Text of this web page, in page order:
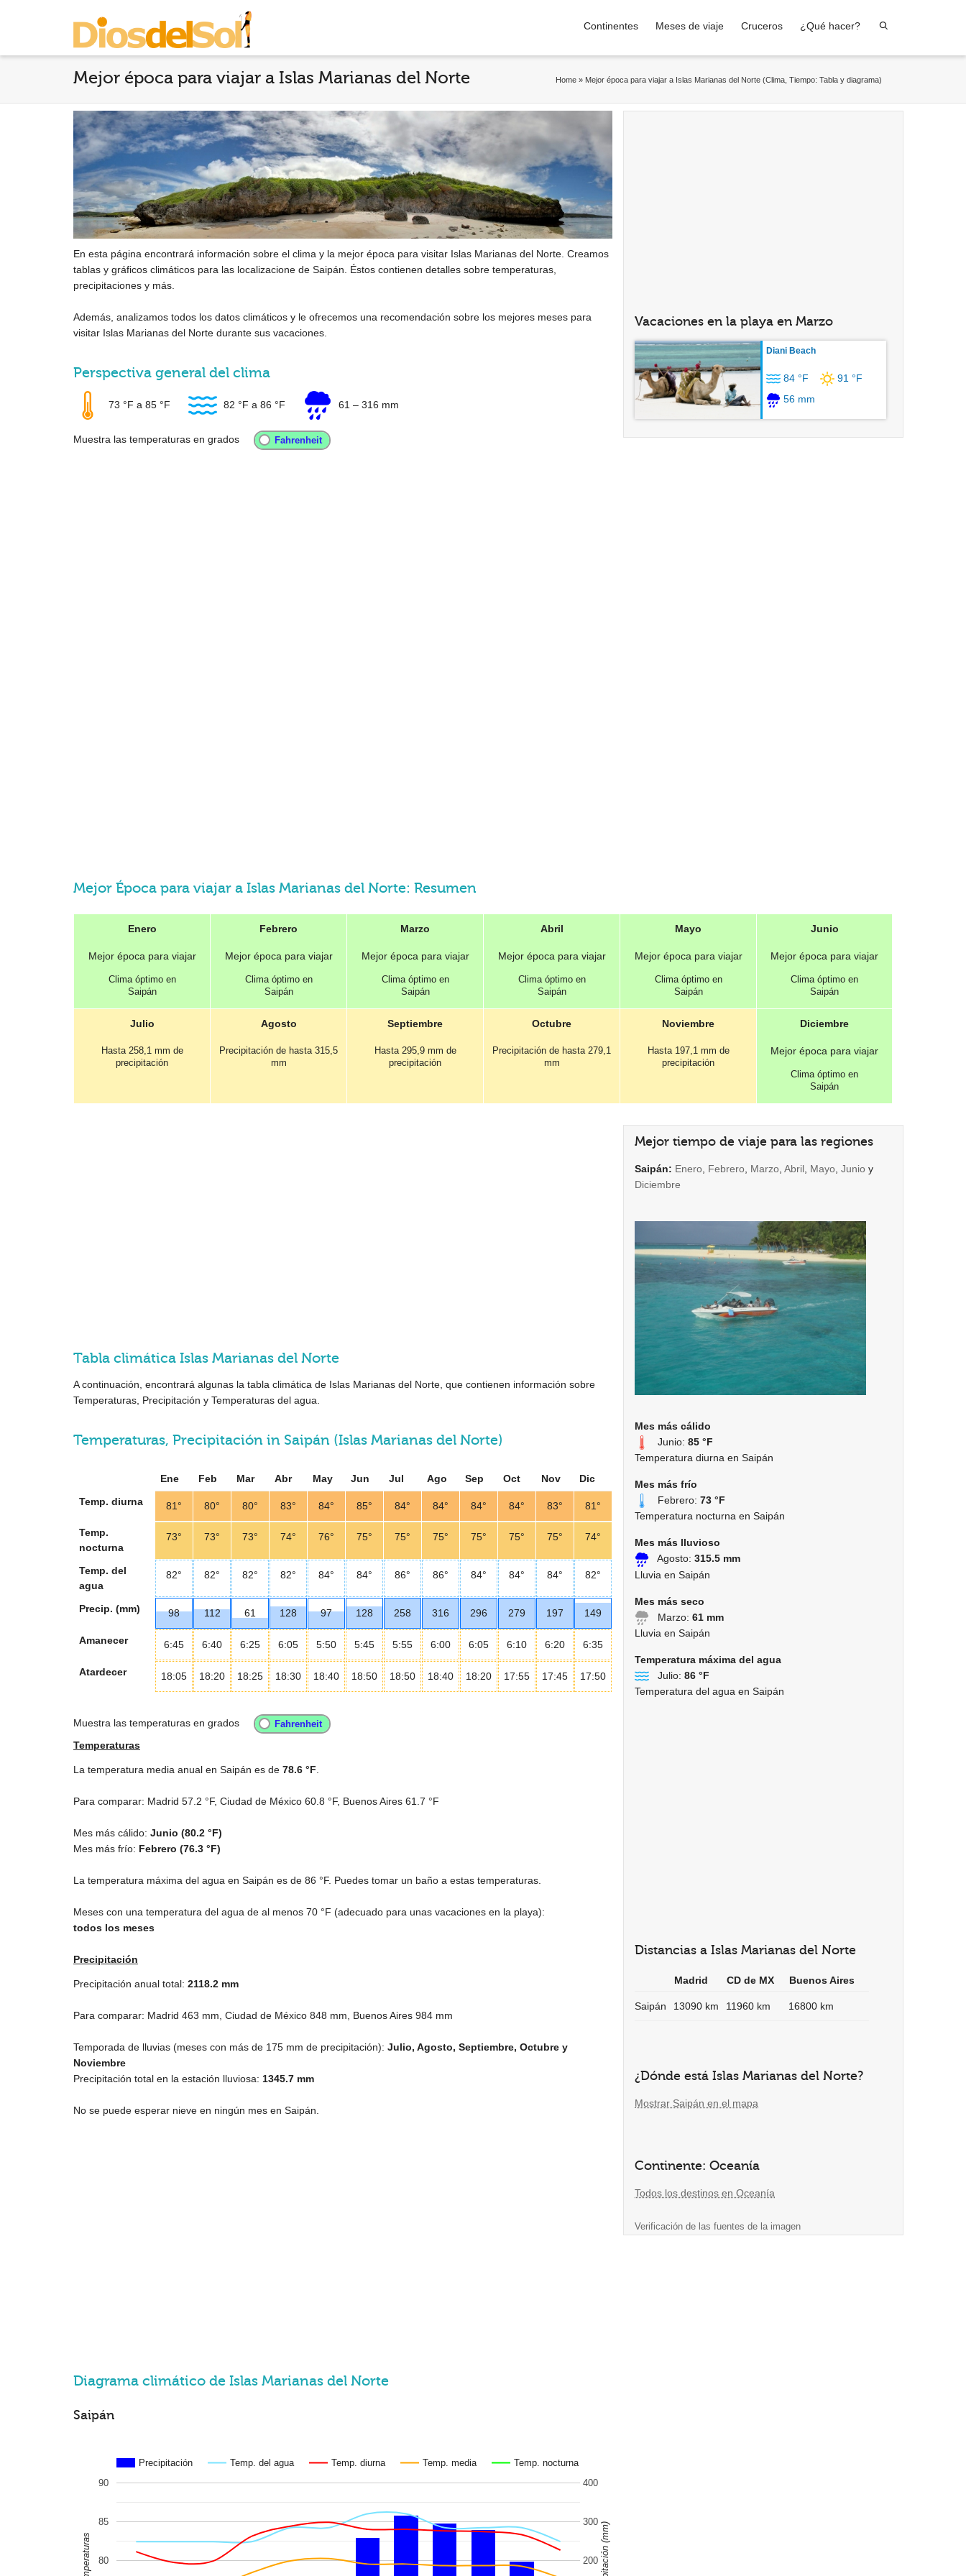
Continentes Meses de viaje Cruceros ¿Qué hacer?
Mejor época para viajar a Islas Marianas del Norte Home » Mejor época para viajar a Islas Marianas del Norte (Clima, Tiempo: Tabla y diagrama)
En esta página encontrará información sobre el clima y la mejor época para visitar Islas Marianas del Norte. Creamos
tablas y gráficos climáticos para las localizacione de Saipán. Éstos contienen detalles sobre temperaturas,
precipitaciones y más.
Además, analizamos todos los datos climáticos y le ofrecemos una recomendación sobre los mejores meses para
visitar Islas Marianas del Norte durante sus vacaciones.
Perspectiva general del clima
73 °F a 85 °F 82 °F a 86 °F 61 – 316 mm
Muestra las temperaturas en grados
Vacaciones en la playa en Marzo
Diani Beach
84 °F
91 °F
56 mm
Mejor Época para viajar a Islas Marianas del Norte: Resumen
Enero
Mejor época para viajar
Clima óptimo en
Saipán
Febrero
Mejor época para viajar
Clima óptimo en
Saipán
Marzo
Mejor época para viajar
Clima óptimo en
Saipán
Abril
Mejor época para viajar
Clima óptimo en
Saipán
Mayo
Mejor época para viajar
Clima óptimo en
Saipán
Junio
Mejor época para viajar
Clima óptimo en
Saipán
Julio
Hasta 258,1 mm de
precipitación
Agosto
Precipitación de hasta 315,5
mm
Septiembre
Hasta 295,9 mm de
precipitación
Octubre
Precipitación de hasta 279,1
mm
Noviembre
Hasta 197,1 mm de
precipitación
Diciembre
Mejor época para viajar
Clima óptimo en
Saipán
Tabla climática Islas Marianas del Norte
A continuación, encontrará algunas la tabla climática de Islas Marianas del Norte, que contienen información sobre
Temperaturas, Precipitación y Temperaturas del agua.
Temperaturas, Precipitación in Saipán (Islas Marianas del Norte)
Ene Feb Mar Abr May Jun Jul Ago Sep Oct Nov
Dic
Temp. diurna
81° 80° 80° 83° 84° 85° 84° 84° 84° 84° 83° 81°
Temp.
nocturna
73° 73° 73° 74° 76° 75° 75° 75° 75° 75° 75° 74°
Temp. del
agua
82° 82° 82° 82° 84° 84° 86° 86° 84° 84° 84° 82°
Precip. (mm) 98 112 61 128 97 128 258 316 296 279 197 149
Amanecer 6:45 6:40 6:25 6:05 5:50 5:45 5:55 6:00 6:05 6:10 6:20 6:35
Atardecer 18:05 18:20 18:25 18:30 18:40 18:50 18:50 18:40 18:20 17:55 17:45 17:50
Muestra las temperaturas en grados
Temperaturas
La temperatura media anual en Saipán es de 78.6 °F
Para comparar: Madrid 57.2 °F, Ciudad de México 60.8 °F, Buenos Aires 61.7 °F
Mes más cálido: Junio (80.2 °F)
Mes más frío: Febrero (76.3 °F)
La temperatura máxima del agua en Saipán es de 86 °F. Puedes tomar un baño a estas temperaturas.
Meses con una temperatura del agua de al menos 70 °F (adecuado para unas vacaciones en la playa):
todos los meses
Precipitación
Precipitación anual total: 2118.2 mm
Para comparar: Madrid 463 mm , Ciudad de México 848 mm , Buenos Aires 984 mm
Temporada de lluvias (meses con más de 175 mm de precipitación): Julio, Agosto, Septiembre, Octubre y
Noviembre
Precipitación total en la estación lluviosa: 1345.7 mm
No se puede esperar nieve en ningún mes en Saipán.
Diagrama climático de Islas Marianas del Norte
Saipán
Precipitación Temp. del agua Temp. diurna Temp. media Temp. nocturna
80
85
90
200
300
400
Temperaturas Precipitación (mm)
Mejor tiempo de viaje para las regiones
Saipán: Enero Febrero Marzo Abril Mayo Junio y
Diciembre
Mes más cálido
Junio: 85 °F
Temperatura diurna en Saipán
Mes más frío
Febrero: 73 °F
Temperatura nocturna en Saipán
Mes más lluvioso
Agosto: 315.5 mm
Lluvia en Saipán
Mes más seco
Marzo: 61 mm
Lluvia en Saipán
Temperatura máxima del agua
Julio: 86 °F
Temperatura del agua en Saipán
Distancias a Islas Marianas del Norte
Madrid CD de MX Buenos Aires
Saipán 13090 km 11960 km 16800 km
¿Dónde está Islas Marianas del Norte?
Mostrar Saipán en el mapa
Continente: Oceanía
Todos los destinos en Oceanía
Verificación de las fuentes de la imagen